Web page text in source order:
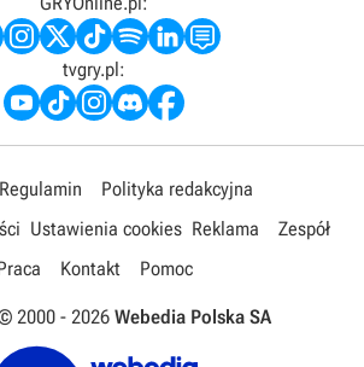
tvgry.pl:
Regulamin
Polityka redakcyjna
Ustawienia cookies Reklama
Zespół
Kontakt Pomoc
2000 - 2026 Webedia Polska SA